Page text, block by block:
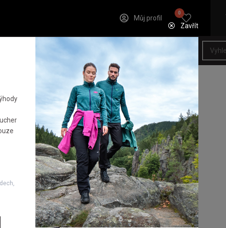
Zavřít
Můj profil
0
DĚTSKÉ LETNÍ ŠATY NAX
OMIWO
-33 % Poslední kusy
399 Kč
599 Kč
Ušetříte200 Kč
Nejnižší cena za posledních 30 dní:399 Kč